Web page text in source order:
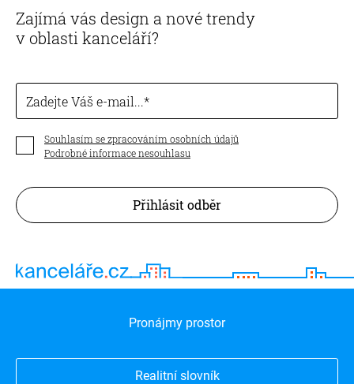
Zajímá vás design a nové trendy
v oblasti kanceláří?
Zadejte Váš e-mail...
Souhlasím se zpracováním osobních údajů
Podrobné informace nesouhlasu
Přihlásit odběr
Pronájmy prostor
Realitní slovník